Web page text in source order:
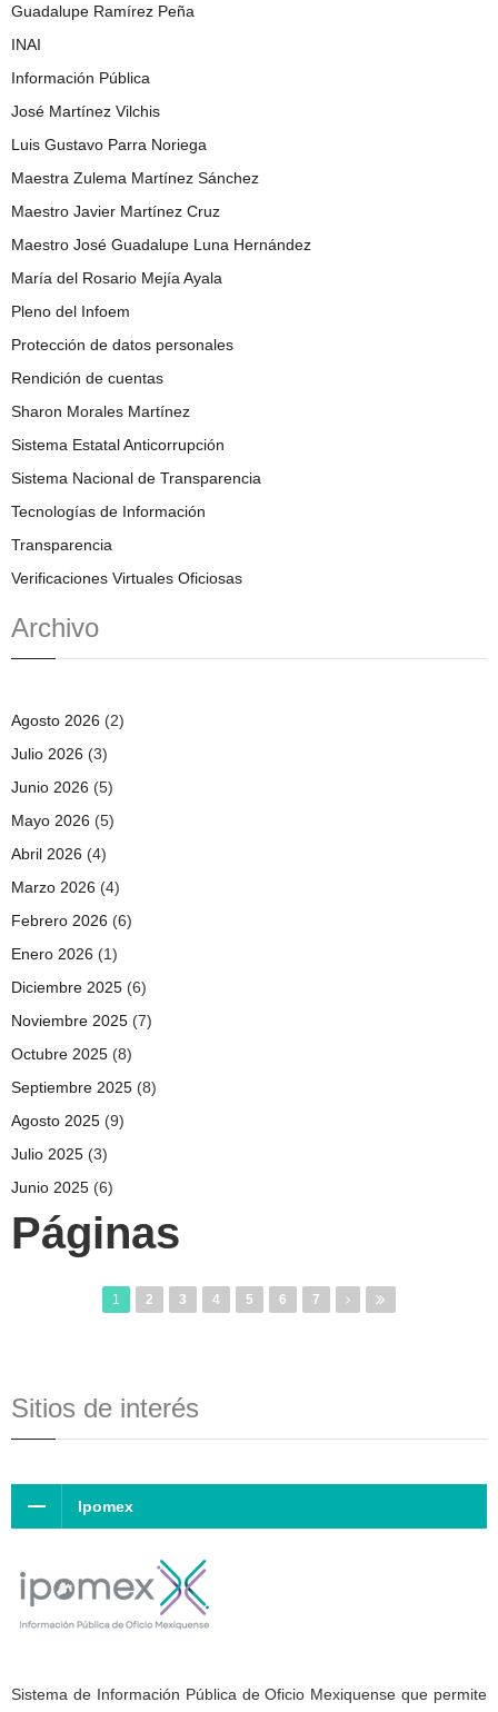
Guadalupe Ramírez Peña
INAI
Información Pública
José Martínez Vilchis
Luis Gustavo Parra Noriega
Maestra Zulema Martínez Sánchez
Maestro Javier Martínez Cruz
Maestro José Guadalupe Luna Hernández
María del Rosario Mejía Ayala
Pleno del Infoem
Protección de datos personales
Rendición de cuentas
Sharon Morales Martínez
Sistema Estatal Anticorrupción
Sistema Nacional de Transparencia
Tecnologías de Información
Transparencia
Verificaciones Virtuales Oficiosas
Archivo
Agosto 2026 (2)
Julio 2026 (3)
Junio 2026 (5)
Mayo 2026 (5)
Abril 2026 (4)
Marzo 2026 (4)
Febrero 2026 (6)
Enero 2026 (1)
Diciembre 2025 (6)
Noviembre 2025 (7)
Octubre 2025 (8)
Septiembre 2025 (8)
Agosto 2025 (9)
Julio 2025 (3)
Junio 2025 (6)
Páginas
1 2 3 4 5 6 7
Sitios de interés
Ipomex
Sistema de Información Pública de Oficio Mexiquense que permite